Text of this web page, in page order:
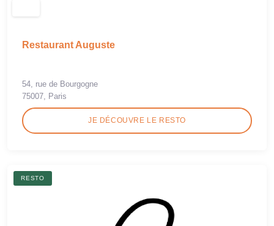
Restaurant Auguste
54, rue de Bourgogne
75007, Paris
JE DÉCOUVRE LE RESTO
RESTO